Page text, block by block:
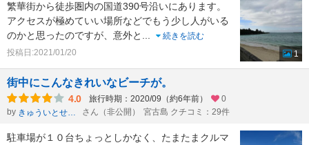
繁華街から徒歩圏内の国道390号沿いにあります。
アクセスが極めていい場所などでもう少し人がいる
のかと思ったのですが、意外と ...
続きを読む
投稿日:2021/01/20
1
街中にこんなきれいなビーチが。
4.0 旅行時期：2020/09（約6年前）
0
by
きゅういとせろり さん（非公開） 宮古島 クチコミ：29件
駐車場が１０台ちょっとしかなく、たまたまクルマ